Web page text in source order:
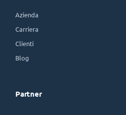
Azienda
Carriera
Clienti
Blog
Partner